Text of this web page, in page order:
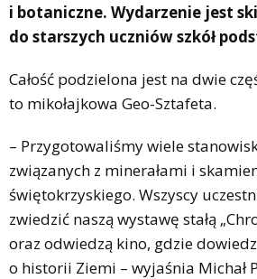
i botaniczne. Wydarzenie jest
do starszych uczniów szkół
Całość podzielona jest na dwie
to mikołajkowa Geo-Sztafeta.
– Przygotowaliśmy wiele
związanych z minerałami i
świętokrzyskiego. Wszyscy
zwiedzić naszą wystawę stałą
oraz odwiedzą kino, gdzie
o historii Ziemi – wyjaśnia Michał